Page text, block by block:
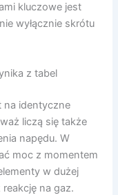
kluczowe jest
wyłącznie skrótu
z tabel
na identyczne
liczą się także
napędu. W
moc z momentem
w dużej
na gaz.